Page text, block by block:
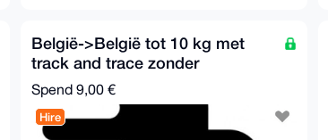
België->België tot 10 kg met
track and trace zonder
verzekering
Spend 9,00 €
Hire